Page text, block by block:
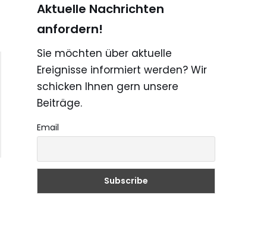
Aktuelle Nachrichten
anfordern!
Sie möchten über aktuelle
Ereignisse informiert werden? Wir
schicken Ihnen gern unsere
Beiträge.
Email